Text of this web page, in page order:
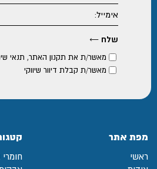
מאשר/ת את תקנון האתר, תנאי
מאשר/ת קבלת דיוור שיווקי
מפת אתר
ראשי
חומרי